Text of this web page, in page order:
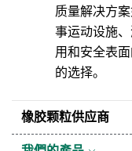
橡胶颗粒供应商
质量解决方
事运动设施
用和安全表
的选择。